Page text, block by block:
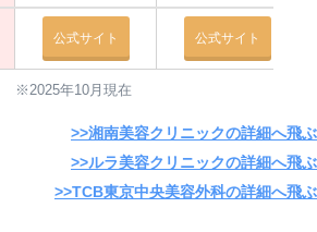
公式サイト 公式サイト
※2025年10月現在
>>湘南美容クリニックの詳細へ飛ぶ
>>ルラ美容クリニックの詳細へ飛ぶ
>>TCB東京中央美容外科の詳細へ飛ぶ